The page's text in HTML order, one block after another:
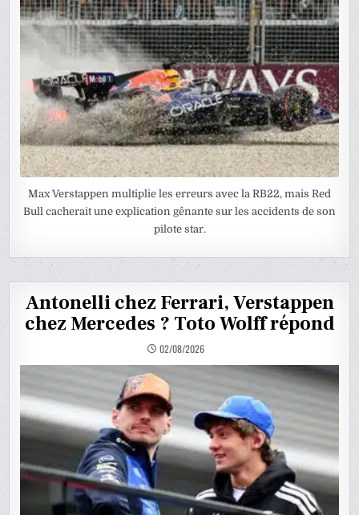
Max Verstappen multiplie les erreurs avec la RB22, mais Red
Bull cacherait une explication gênante sur les accidents de son
pilote star.
Antonelli chez Ferrari, Verstappen
chez Mercedes ? Toto Wolff répond
02/08/2026